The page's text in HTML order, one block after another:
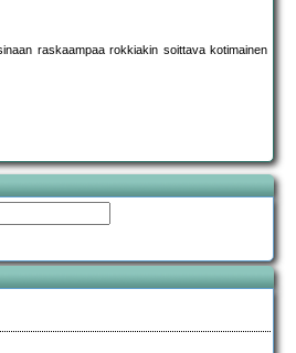
raskaampaa rokkiakin soittava kotimainen